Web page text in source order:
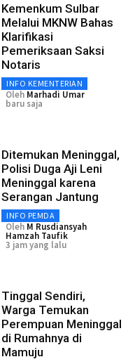
Kemenkum Sulbar
Melalui MKNW Bahas
Klarifikasi
Pemeriksaan Saksi
Notaris
INFO KEMENTERIAN
Oleh Marhadi Umar
baru saja
Ditemukan Meninggal,
Polisi Duga Aji Leni
Meninggal karena
Serangan Jantung
INFO PEMDA
Oleh M Rusdiansyah
Hamzah Taufik
3 jam yang lalu
Tinggal Sendiri,
Warga Temukan
Perempuan Meninggal
di Rumahnya di
Mamuju